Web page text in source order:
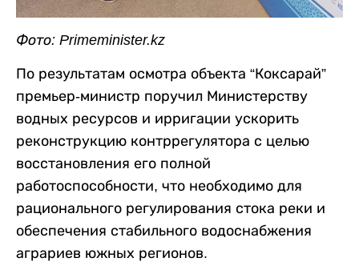
Фото: Primeminister.kz
По результатам осмотра объекта “Коксарай”
премьер-министр поручил Министерству
водных ресурсов и ирригации ускорить
реконструкцию контррегулятора с целью
восстановления его полной
работоспособности, что необходимо для
рационального регулирования стока реки и
обеспечения стабильного водоснабжения
аграриев южных регионов.